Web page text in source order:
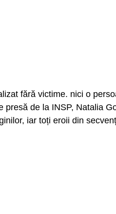
fără victime. nici o
presă de la INSP, Natalia
iar toți eroii din